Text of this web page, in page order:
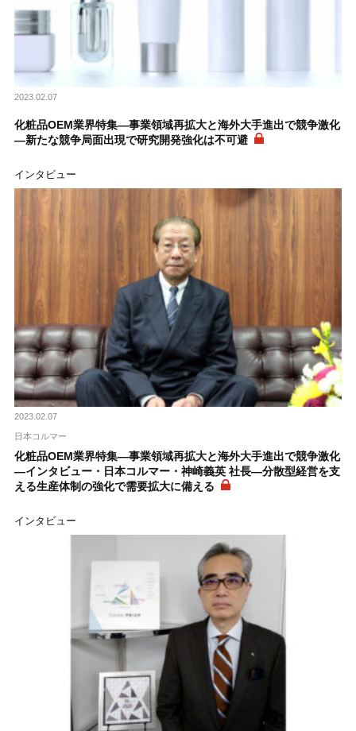
2023.02.07
化粧品OEM業界特集―事業領域再拡大と海外大手進出で競争激化
―新たな競争局面出現で研究開発強化は不可避
インタビュー
2023.02.07
日本コルマー
化粧品OEM業界特集―事業領域再拡大と海外大手進出で競争激化
―インタビュー・日本コルマー・神崎義英 社長―分散型経営を支
える生産体制の強化で需要拡大に備える
インタビュー